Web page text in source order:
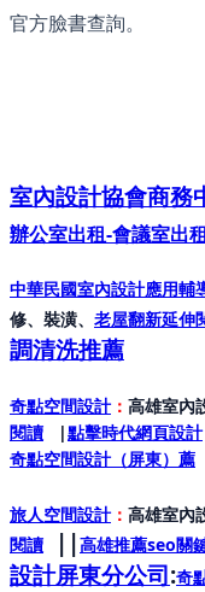
官方臉書查詢。
室內設計協會商務
辦公室出租-會議室出
中華民國室內設計應用輔
修、裝潢、 老屋翻新延伸
調清洗推薦
奇點空間設計： 高雄室內
閱讀 |點擊時代網頁設計
奇點空間設計（屏東） 薦
旅人空間設計： 高雄室內
閱讀
||高雄推薦seo關
設計屏東分公司:奇